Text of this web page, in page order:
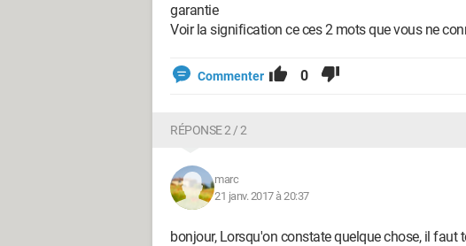
garantie
Voir la signification ce ces 2 mots que vous ne
Commenter 0
RÉPONSE 2 / 2
marc
21 janv. 2017 à 20:37
bonjour, Lorsqu'on constate quelque chose, il faut